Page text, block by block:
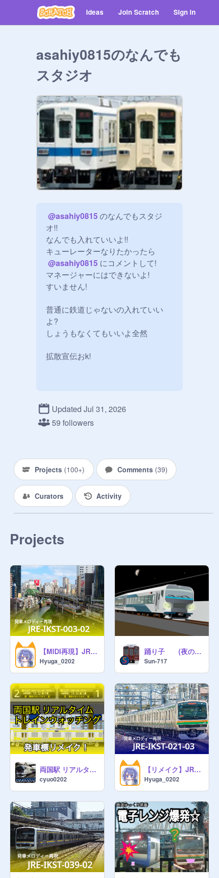
Ideas Join Scratch Sign in
asahiy0815のなんでも
スタジオ
@asahiy0815 のなんでもスタジ
オ!!
なんでも入れていいよ!!
キューレーターなりたかったら
@asahiy0815 にコメントして!
マネージャーにはできないよ!
すいません!
普通に鉄道じゃないの入れていい
よ?
しょうもなくてもいいよ全然
Updated Jul 31, 2026
59 followers
Projects (100+) Comments (39)
Curators Activity
Projects
【MIDI再現】JRE-IKST-003-02
Hyuga_0202
踊り子 (夜の踊り子ver)
Sun-717
両国駅 リアルタイム トレインウォッチング
cyuo0202
【リメイク】JRE-IKST-021-03 再現
Hyuga_0202